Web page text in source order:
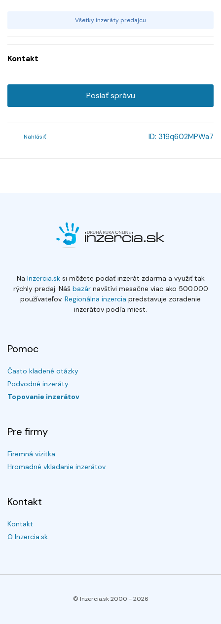
Všetky inzeráty predajcu
Kontakt
Poslať správu
Nahlásiť ID: 319q602MPWa7
Na Inzercia.sksi môžete podať inzerát zdarma a využiť tak
rýchly predaj. Náš bazárnavštívi mesačne viac ako 500.000
používateľov. Regionálna inzercia predstavuje zoradenie
inzerátov podľa miest.
Pomoc
Často kladené otázky
Podvodné inzeráty
Topovanie inzerátov
Pre firmy
Firemná vizitka
Hromadné vkladanie inzerátov
Kontakt
Kontakt
O Inzercia.sk
© Inzercia.sk 2000 -2026